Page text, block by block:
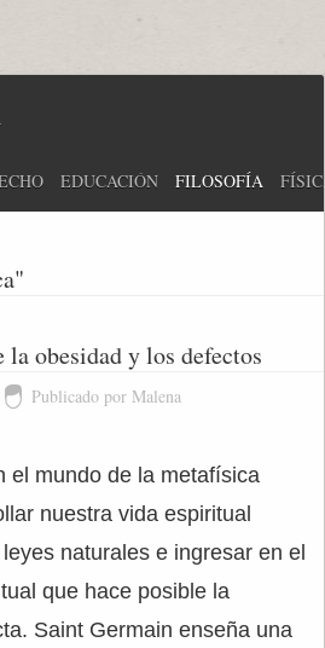
EDUCACIÓN FILOSOFÍA
obesidad y los defectos
Publicado por Malena
el mundo de la metafísica
nuestra vida espiritual
naturales e ingresar en el
que hace posible la
Saint Germain enseña una